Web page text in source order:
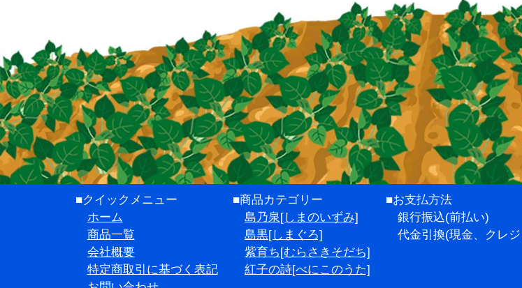
■クイックメニュー
ホーム
商品一覧
会社概要
特定商取引に基づく表記
■商品カテゴリー
島乃泉[しまのいずみ]
島黒[しまぐろ]
紫育ち[むらさきそだち]
紅子の詩[べにこのうた]
■お支払方法
銀行振込(前払い)
代金引換(現金、クレ